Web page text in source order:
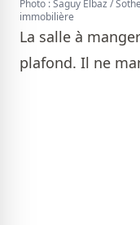
Photo : Saguy Elbaz /
immobilière
La salle à
plafond. Il ne